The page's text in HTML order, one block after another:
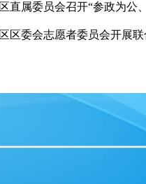
直属委员会召开“参政为公
区委会志愿者委员会开展